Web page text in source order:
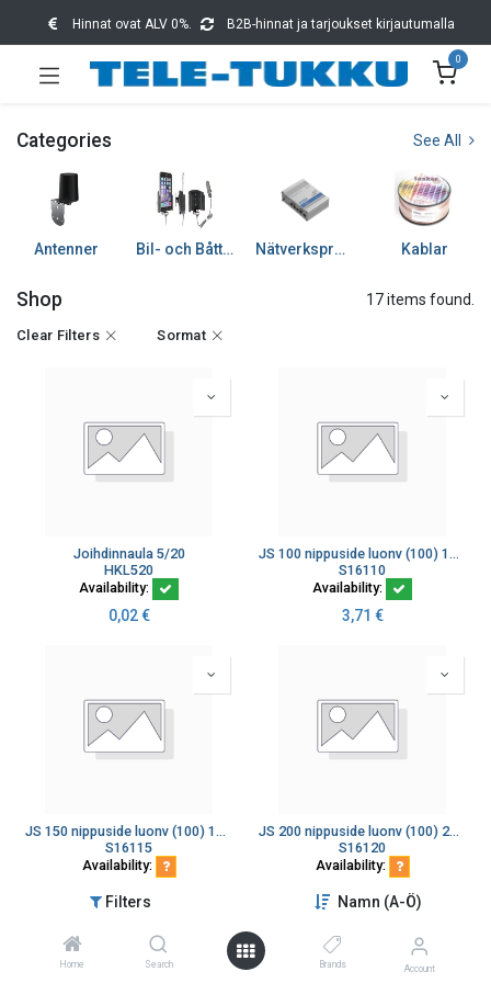
Filters Namn (A-Ö)
Home Search Brands Account
Hinnat ovat ALV 0%. B2B-hinnat ja tarjoukset kirjautumalla
0
Categories See All
Antenner Bil- och Båttillbehör Nätverksprodukter Kablar
Shop 17 items found.
Clear Filters Sormat
Joihdinnaula 5/20
HKL520
Availability:
0,02€
JS 100 nippuside luonv (100) 100x2,5
S16110
Availability:
3,71 €
JS 150 nippuside luonv (100) 150x3,5
S16115
Availability:
4,97
JS 200 nippuside luonv (100) 200x4,8
S16120
Availability:
7,86